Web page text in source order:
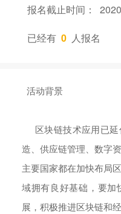
报名截止时间：
已经有 0人报名
活动背景
区块链技术应用已延
造、供应链管理、数字
主要国家都在加快布局
域拥有良好基础，要加
展，积极推进区块链和